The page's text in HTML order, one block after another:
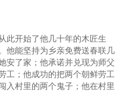
此开始了他几十年的木匠生
他能坚持为乡亲免费送春联几
安了家；他承诺并兑现为师父
工；他成功的把两个朝鲜劳工
入村里的两个鬼子；他在村里